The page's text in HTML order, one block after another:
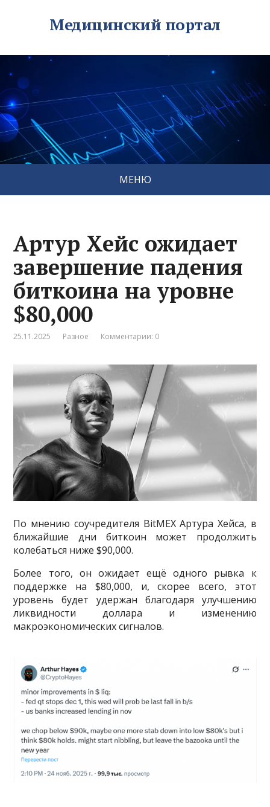
Медицинский портал
МЕНЮ
Артур Хейс ожидает
завершение падения
биткоина на уровне
$80,000
25.11.2025 Разное Комментарии: 0
По мнению соучредителя BitMEX Артура Хейса, в
ближайшие дни биткоин может продолжить
колебаться ниже $90,000.
Более того, он ожидает ещё одного рывка к
поддержке на $80,000, и, скорее всего, этот
уровень будет удержан благодаря улучшению
ликвидности доллара и изменению
макроэкономических сигналов.